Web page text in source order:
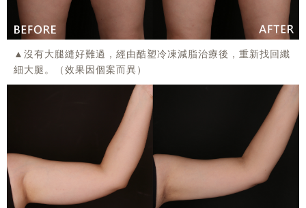
▲沒有大腿縫好難過，經由酷塑冷凍減脂治療後，重新找回纖
細大腿。（效果因個案而異）